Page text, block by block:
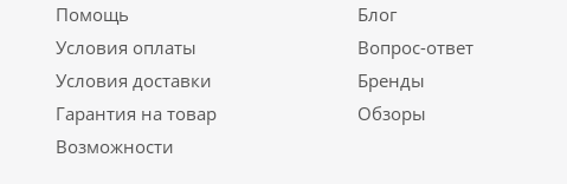
Помощь
Условия оплаты
Условия доставки
Гарантия на товар
Возможности
Блог
Вопрос-ответ
Бренды
Обзоры